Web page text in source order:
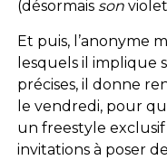
(désormais son
Et puis, l’anonyme
lesquels il implique
précises, il donne
le vendredi, pour
un freestyle
invitations à poser